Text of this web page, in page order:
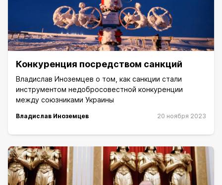
Конкуренция посредством санкций
Владислав Иноземцев о том, как санкции стали
инструментом недобросовестной конкуренции
между союзниками Украины
Владислав Иноземцев 20 ноября 2023